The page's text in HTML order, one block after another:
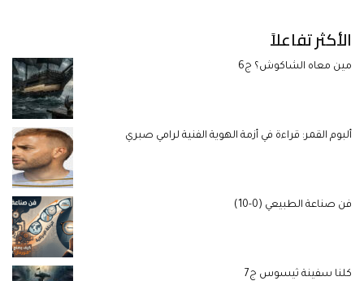
الأكثر تفاعلاً
مين معاه الشاكوش؟ ج6
ألبوم القمر: قراءة في أزمة الهوية الفنية لرامي صبري
فن صناعة الطبيعي (0-10)
كلنا سفينة ثيسوس ج7